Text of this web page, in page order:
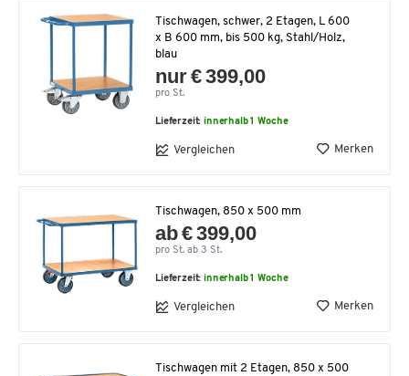
Tischwagen, schwer, 2 Etagen, L 600
x B 600 mm, bis 500 kg, Stahl/Holz,
blau
nur € 399,00
pro St.
Lieferzeit:innerhalb 1 Woche
Vergleichen Merken
Tischwagen, 850 x 500 mm
ab € 399,00
pro St. ab 3 St.
Lieferzeit:innerhalb 1 Woche
Vergleichen Merken
Tischwagen mit 2 Etagen, 850 x 500